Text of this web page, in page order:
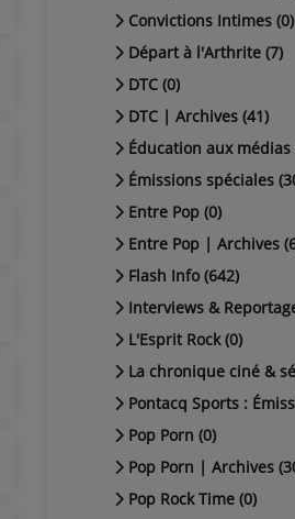
Convictions Intimes (0)
Départ à l'Arthrite (7)
DTC (0)
DTC | Archives (41)
Éducation aux médias
Émissions spéciales
Entre Pop (0)
Entre Pop | Archives
Flash Info (642)
Interviews &
L'Esprit Rock (0)
La chronique ciné &
Pontacq Sports :
Pop Porn (0)
Pop Porn | Archives
Pop Rock Time (0)